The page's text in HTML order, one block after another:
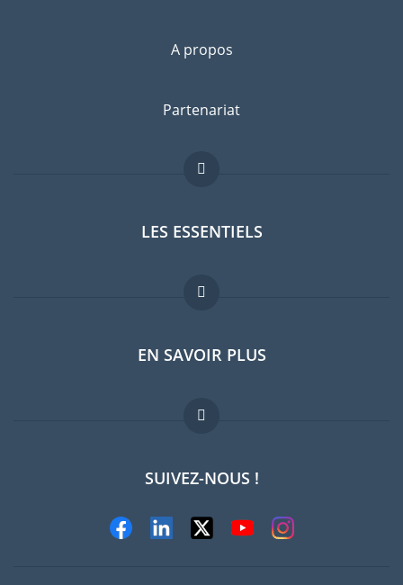
A propos
Partenariat
LES ESSENTIELS
Forum expatriés
Guides pays
Offres d'emploi
EN SAVOIR PLUS
FAQ
Experts
SUIVEZ-NOUS !